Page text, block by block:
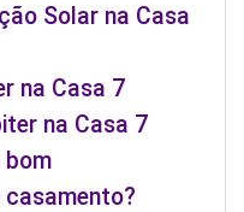
Solar na Casa
na Casa 7
na Casa 7
bom